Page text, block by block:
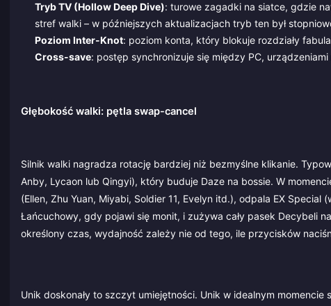
Tryb TV (Hollow Deep Dive): turowe zagadki na siatce, gdzie
stref walki – w późniejszych aktualizacjach tryb ten był
Poziom Inter-Knot: poziom konta, który blokuje rozdziały
Cross-save: postęp synchronizuje się między PC,
Głębokość walki: pętla swap-cancel
Silnik walki nagradza rotację bardziej niż bezmyślne klikanie.
Anby, Lycaon lub Qingyi), który buduje Daze na bossie. W
(Ellen, Zhu Yuan, Miyabi, Soldier 11, Evelyn itd.), odpala EX
Łańcuchowy, gdy pojawi się monit, i zużywa cały pasek Decybeli
określony czas, wydajność zależy nie od tego, ile przycisków
Unik doskonały to szczyt umiejętności. Unik w idealnym